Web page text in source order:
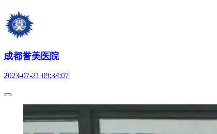
成都誉美医院
2023-07-21 09:34:07